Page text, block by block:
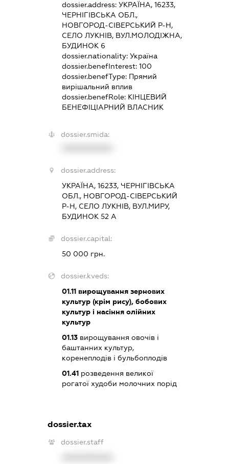
dossier.address: УКРАЇНА, 16233,
ЧЕРНІГІВСЬКА ОБЛ.,
НОВГОРОД-СІВЕРСЬКИЙ Р-Н,
СЕЛО ЛУКНІВ, ВУЛ.МОЛОДІЖНА,
БУДИНОК 6
dossier.nationality: Україна
dossier.benefInterest: 100
dossier.benefType: Прямий
вирішальний вплив
dossier.benefRole: КІНЦЕВИЙ
БЕНЕФІЦІАРНИЙ ВЛАСНИК
dossier.smida:
dossier.address:
УКРАЇНА, 16233, ЧЕРНІГІВСЬКА
ОБЛ., НОВГОРОД-СІВЕРСЬКИЙ
Р-Н, СЕЛО ЛУКНІВ, ВУЛ.МИРУ,
БУДИНОК 52 А
dossier.capital:
50 000 грн.
dossier.kveds:
01.11вирощування зернових
культур (крім рису), бобових
культур і насіння олійних
культур
01.13вирощування овочів і
баштанних культур,
коренеплодів і бульбоплодів
01.41розведення великої
рогатої худоби молочних порід
dossier.tax
dossier.staff